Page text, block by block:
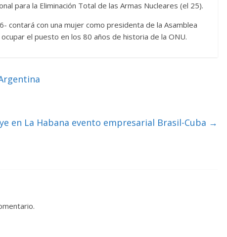
para la Eliminación Total de las Armas Nucleares (el 25).
contará con una mujer como presidenta de la Asamblea
el puesto en los 80 años de historia de la ONU.
en La Habana evento empresarial Brasil-Cuba →